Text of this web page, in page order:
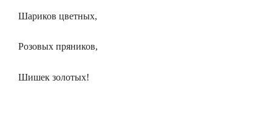
Шариков цветных,
Розовых пряников,
Шишек золотых!